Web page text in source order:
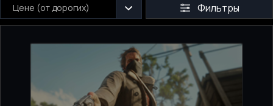
Цене (от дорогих) Фильтры